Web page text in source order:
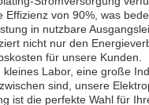
Effizienz von 90%, was
in nutzbare
nicht nur den
für unsere Kunden.
kleines Labor, eine große
sind, unsere
ist die perfekte Wahl für